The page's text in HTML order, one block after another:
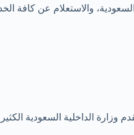
والاستعلام عن كافة
وزارة الداخلية السعودية